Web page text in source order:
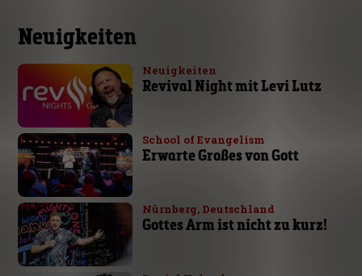
Neuigkeiten
Neuigkeiten
Revival Night mit Levi Lutz
School of Evangelism
Erwarte Großes von Gott
Nürnberg, Deutschland
Gottes Arm ist nicht zu kurz!